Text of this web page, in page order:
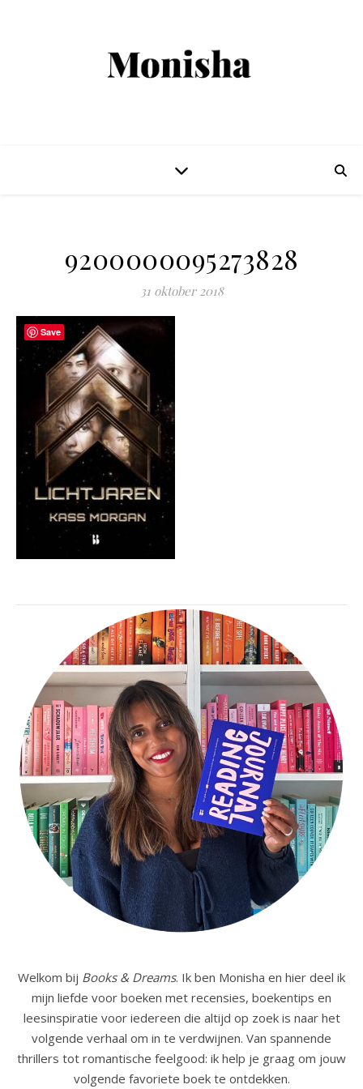
9200000095273828
31 oktober 2018
Welkom bij Books & Dreams. Ik ben Monisha en hier deel ik
mijn liefde voor boeken met recensies, boekentips en
leesinspiratie voor iedereen die altijd op zoek is naar het
volgende verhaal om in te verdwijnen. Van spannende
thrillers tot romantische feelgood: ik help je graag om jouw
volgende favoriete boek te ontdekken.
Save